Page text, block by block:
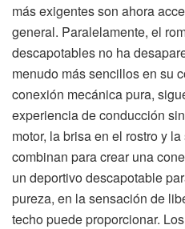
más exigentes son ahora
general. Paralelamente, el
descapotables no ha
menudo más sencillos en su
conexión mecánica pura,
experiencia de conducción
motor, la brisa en el rostro y
combinan para crear una
un deportivo descapotable
pureza, en la sensación de
techo puede proporcionar.